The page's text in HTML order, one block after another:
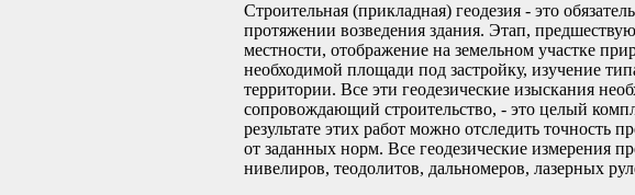
Строительная (прикладная) геодезия - это
протяжении возведения здания. Этап,
местности, отображение на земельном участке
необходимой площади под застройку, изучение
территории. Все эти геодезические изыскания
сопровождающий строительство, - это целый
результате этих работ можно отследить точность
от заданных норм. Все геодезические измерения
нивелиров, теодолитов, дальномеров, лазерных